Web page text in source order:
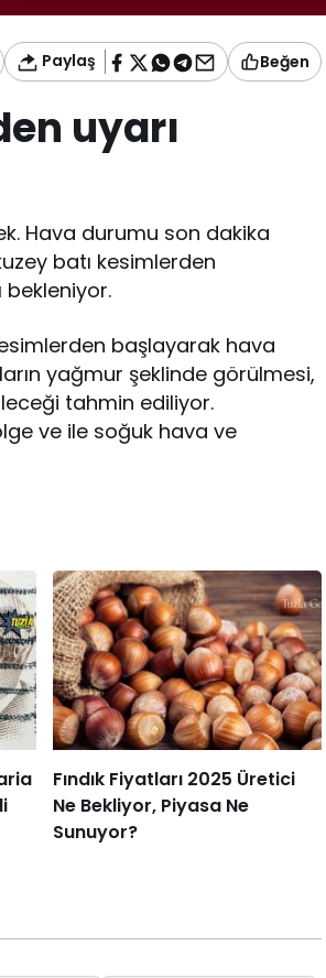
Paylaş Beğen
uyarı
Hava durumu son dakika
batı kesimlerden
bekleniyor.
başlayarak hava
yağmur şeklinde görülmesi,
tahmin ediliyor.
ve ile soğuk hava ve
Fındık Fiyatları 2025 Üretici
Ne Bekliyor, Piyasa Ne
Sunuyor?